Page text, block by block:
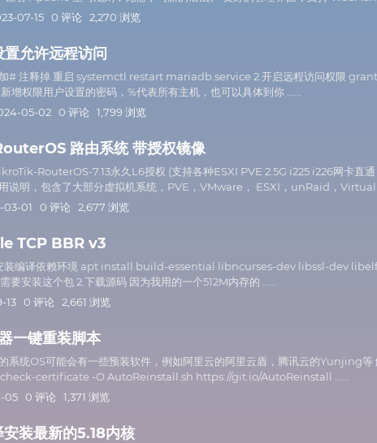
07-15 0 评论 2,270 浏览
允许远程访问
注释掉 重启 systemctl restart mariadb.service 2.开启远程访问权限
限用户设置的密码，%代表所有主机，也可以具体到你 ......
05-02 0 评论 1,799 浏览
路由系统 带授权镜像
RouterOS-7.13永久L6授权 (支持各种ESXI PVE 2.5G i225 i226网卡直通
说明，包含了大部分虚拟机系统，PVE，VMware， ESXI，unRaid，
01 0 评论 2,677 浏览
TCP BBR v3
编译依赖环境 apt install build-essential libncurses-dev libssl-dev
装这个包 2.下载源码 因为我用的一个512M内存的 ......
0 评论 2,661 浏览
一键重装脚本
OS可能会有一些预装软件，例如阿里云的阿里云盾，腾讯云的Yunjing等
check-certificate -O AutoReinstall.sh https://git.io/AutoReinstall ......
05 0 评论 1,371 浏览
装最新的5.18内核